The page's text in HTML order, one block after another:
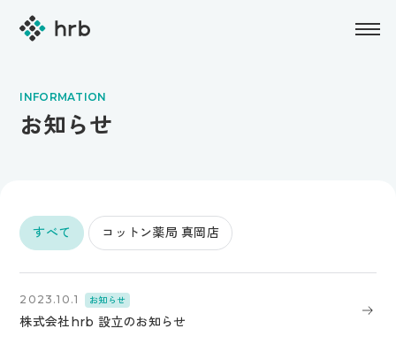
INFORMATION
お知らせ
すべて コットン薬局 真岡店
2023.10.1 お知らせ
株式会社hrb 設立のお知らせ